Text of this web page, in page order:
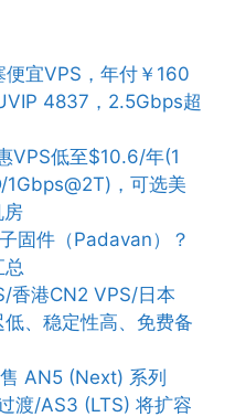
宜VPS，年付￥160
4837，2.5Gbps超
VPS低至$10.6/年(1
，可选美
房
固件（Padavan）？
香港CN2 VPS/日本
、稳定性高、免费备
AN5 (Next) 系列
渡/AS3 (LTS) 将扩容